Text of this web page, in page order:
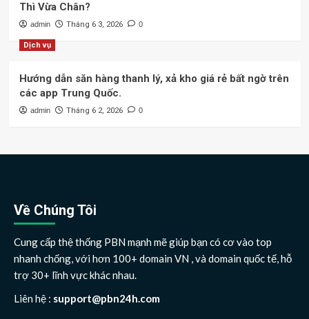
Thì Vừa Chân?
admin Tháng 6 3, 2026 0
Dịch vụ
Hướng dẫn săn hàng thanh lý, xả kho giá rẻ bất ngờ trên
các app Trung Quốc.
admin Tháng 6 2, 2026 0
Về Chúng Tôi
Cung cấp thệ thống PBN mạnh mẽ giúp bạn có cơ vào top
nhanh chống, với hơn 100+ domain VN , và domain quốc tế, hỗ
trợ 30+ lĩnh vực khác nhau.
Liên hệ : support@pbn24h.com